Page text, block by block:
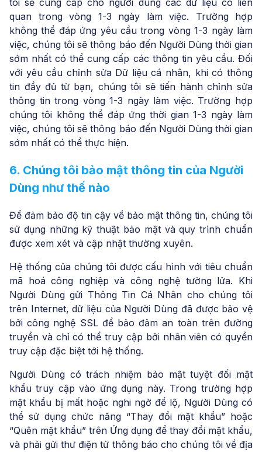
tôi sẽ cung cấp cho người dùng các dữ liệu có liên
quan trong vòng 1-3 ngày làm việc. Trường hợp
không thể đáp ứng yêu cầu trong vòng 1-3 ngày làm
việc, chúng tôi sẽ thông báo đến Người Dùng thời gian
sớm nhất có thể cung cấp các thông tin yêu cầu. Đối
với yêu cầu chỉnh sửa Dữ liệu cá nhân, khi có thông
tin đầy đủ từ bạn, chúng tôi sẽ tiến hành chỉnh sửa
thông tin trong vòng 1-3 ngày làm việc. Trường hợp
chúng tôi không thể đáp ứng thời gian 1-3 ngày làm
việc, chúng tôi sẽ thông báo đến Người Dùng thời gian
sớm nhất có thể thực hiện.
6. Chúng tôi bảo mật thông tin của Người
Dùng như thế nào
Để đảm bảo độ tin cậy về bảo mật thông tin, chúng tôi
sử dụng những kỹ thuật bảo mật và quy trình chuẩn
được xem xét và cập nhật thường xuyên.
Hệ thống của chúng tôi được cấu hình với tiêu chuẩn
mã hoá công nghiệp và công nghệ tường lửa. Khi
Người Dùng gửi Thông Tin Cá Nhân cho chúng tôi
trên Internet, dữ liệu của Người Dùng đã được bảo vệ
bởi công nghệ SSL để bảo đảm an toàn trên đường
truyền và chỉ có thể truy cập bởi nhân viên có quyền
truy cập đặc biệt tới hệ thống.
Người Dùng có trách nhiệm bảo mật tuyệt đối mật
khẩu truy cập vào ứng dụng này. Trong trường hợp
mật khẩu bị mất hoặc nghi ngờ để lộ, Người Dùng có
thể sử dụng chức năng “Thay đổi mật khẩu” hoặc
“Quên mật khẩu” trên Ứng dụng để thay đổi mật khẩu,
và phải gửi thư điện tử thông báo cho chúng tôi về địa